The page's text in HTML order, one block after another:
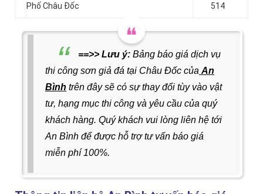
Phố Châu Đốc
514
==>> Lưu ý:Bảng báo giá dịch vụ
thi công sơn giả đá tại Châu Đốc của An
Bình trên đây sẽ có sự thay đổi tùy vào vật
tư, hạng mục thi công và yêu cầu của quý
khách hàng. Quý khách vui lòng liên hệ tới
An Bình để được hỗ trợ tư vấn báo giá
miễn phí 100%.